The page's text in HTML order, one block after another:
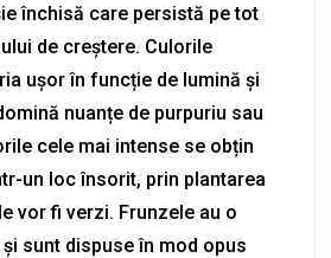
închisă care persistă pe tot
de creștere. Culorile
ușor în funcție de lumină și
nuanțe de purpuriu sau
cele mai intense se obțin
un loc însorit, prin plantarea
vor fi verzi. Frunzele au o
sunt dispuse în mod opus